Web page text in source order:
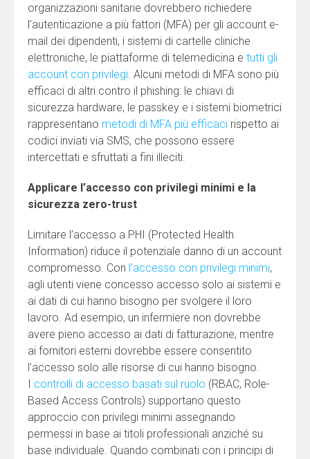
organizzazioni sanitarie dovrebbero richiedere
l’autenticazione a più fattori (MFA) per gli account e-
mail dei dipendenti, i sistemi di cartelle cliniche
elettroniche, le piattaforme di telemedicina e tutti gli
account con privilegi. Alcuni metodi di MFA sono più
efficaci di altri contro il phishing: le chiavi di
sicurezza hardware, le passkey e i sistemi biometrici
rappresentano metodi di MFA più efficaci rispetto ai
codici inviati via SMS, che possono essere
intercettati e sfruttati a fini illeciti.
Applicare l’accesso con privilegi minimi e la
sicurezza zero-trust
Limitare l’accesso a PHI (Protected Health
Information) riduce il potenziale danno di un account
compromesso. Con l’accesso con privilegi minimi,
agli utenti viene concesso accesso solo ai sistemi e
ai dati di cui hanno bisogno per svolgere il loro
lavoro. Ad esempio, un infermiere non dovrebbe
avere pieno accesso ai dati di fatturazione, mentre
ai fornitori esterni dovrebbe essere consentito
l’accesso solo alle risorse di cui hanno bisogno.
I controlli di accesso basati sul ruolo (RBAC, Role-
Based Access Controls) supportano questo
approccio con privilegi minimi assegnando
permessi in base ai titoli professionali anziché su
base individuale. Quando combinati con i principi di